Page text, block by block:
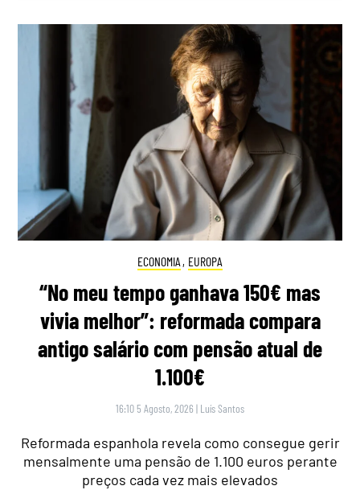
ECONOMIA , EUROPA
“No meu tempo ganhava 150€ mas
vivia melhor”: reformada compara
antigo salário com pensão atual de
1.100€
16:10 5 Agosto, 2026 | Luís Santos
Reformada espanhola revela como consegue gerir
mensalmente uma pensão de 1.100 euros perante
preços cada vez mais elevados